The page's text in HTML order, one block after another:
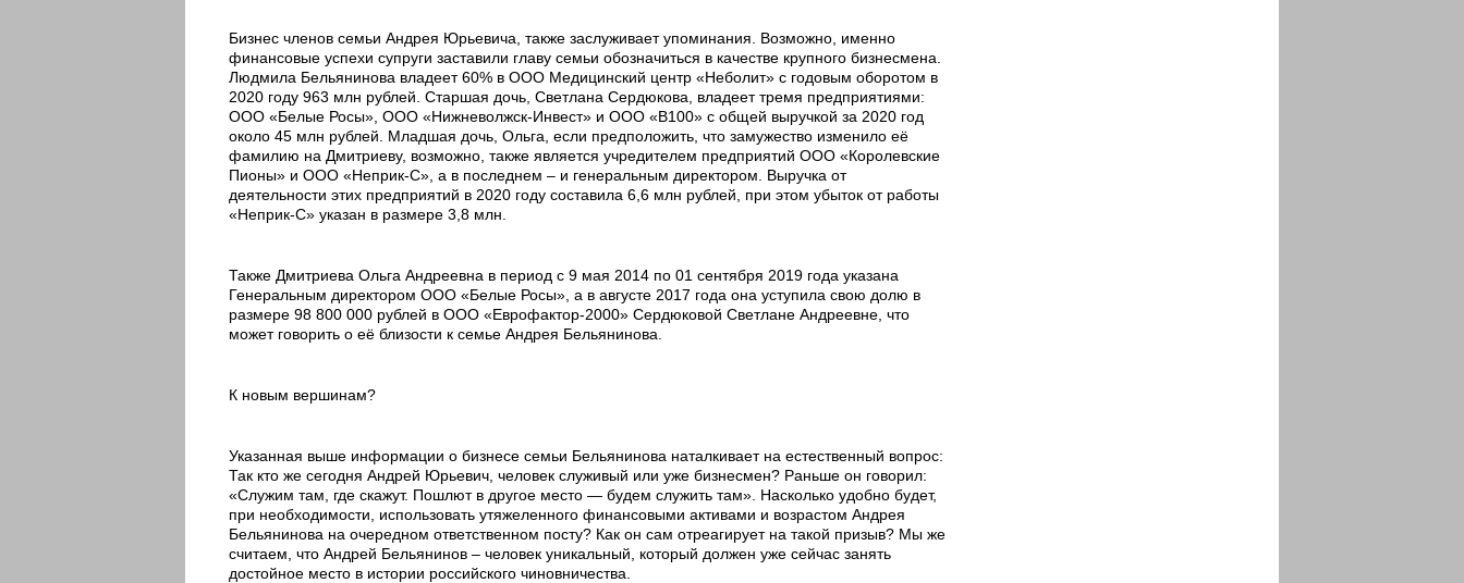
Бизнес членов семьи Андрея Юрьевича, также заслуживает упоминания. Возможно, именно
финансовые успехи супруги заставили главу семьи обозначиться в качестве крупного бизнесмена.
Людмила Бельянинова владеет 60% в ООО Медицинский центр «Неболит» с годовым оборотом в
2020 году 963 млн рублей. Старшая дочь, Светлана Сердюкова, владеет тремя предприятиями:
ООО «Белые Росы», ООО «Нижневолжск-Инвест» и ООО «В100» с общей выручкой за 2020 год
около 45 млн рублей. Младшая дочь, Ольга, если предположить, что замужество изменило её
фамилию на Дмитриеву, возможно, также является учредителем предприятий ООО «Королевские
Пионы» и ООО «Неприк-С», а в последнем – и генеральным директором. Выручка от
деятельности этих предприятий в 2020 году составила 6,6 млн рублей, при этом убыток от работы
«Неприк-С» указан в размере 3,8 млн.
Также Дмитриева Ольга Андреевна в период с 9 мая 2014 по 01 сентября 2019 года указана
Генеральным директором ООО «Белые Росы», а в августе 2017 года она уступила свою долю в
размере 98 800 000 рублей в ООО «Еврофактор-2000» Сердюковой Светлане Андреевне, что
может говорить о её близости к семье Андрея Бельянинова.
К новым вершинам?
Указанная выше информации о бизнесе семьи Бельянинова наталкивает на естественный вопрос:
Так кто же сегодня Андрей Юрьевич, человек служивый или уже бизнесмен? Раньше он говорил:
«Служим там, где скажут. Пошлют в другое место — будем служить там». Насколько удобно будет,
при необходимости, использовать утяжеленного финансовыми активами и возрастом Андрея
Бельянинова на очередном ответственном посту? Как он сам отреагирует на такой призыв? Мы же
считаем, что Андрей Бельянинов – человек уникальный, который должен уже сейчас занять
достойное место в истории российского чиновничества.